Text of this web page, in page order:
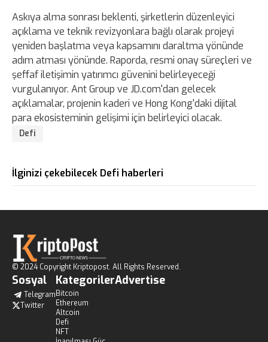
Askıya alma sonrası beklenti, şirketlerin düzenleyici
açıklama ve teknik revizyonlara bağlı olarak projeyi
yeniden başlatma veya kapsamını daraltma yönünde
adım atması yönünde. Raporda, resmi onay süreçleri ve
şeffaf iletişimin yatırımcı güvenini belirleyeceği
vurgulanıyor. Ant Group ve JD.com'dan gelecek
açıklamalar, projenin kaderi ve Hong Kong'daki dijital
para ekosisteminin gelişimi için belirleyici olacak.
Defi
İlginizi çekebilecek Defi haberleri
© 2024 Copyright Kriptopost. All Rights Reserved.
Sosyal
Telegram
Twitter
Kategoriler
Bitcoin
Ethereum
Altcoin
Defi
NFT
Advertise